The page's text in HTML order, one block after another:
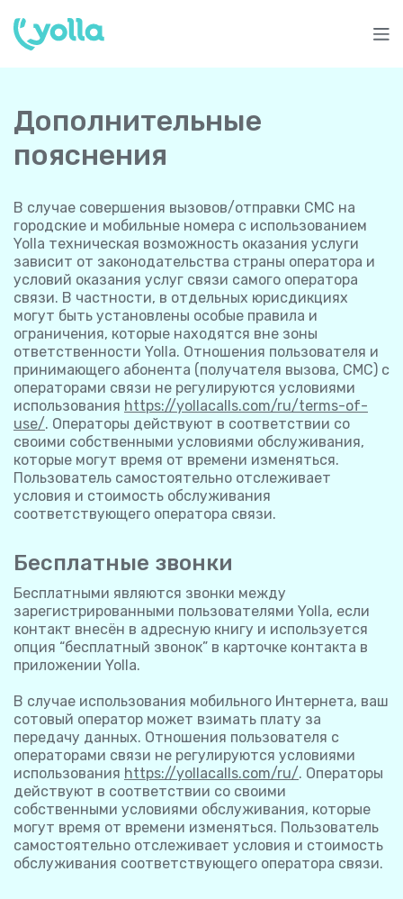
Дополнительные
пояснения
В случае совершения вызовов/отправки СМС на
городские и мобильные номера с использованием
Yolla техническая возможность оказания услуги
зависит от законодательства страны оператора и
условий оказания услуг связи самого оператора
связи. В частности, в отдельных юрисдикциях
могут быть установлены особые правила и
ограничения, которые находятся вне зоны
ответственности Yolla. Отношения пользователя и
принимающего абонента (получателя вызова, СМС) с
операторами связи не регулируются условиями
использования https://yollacalls.com/ru/terms-of-
use/. Операторы действуют в соответствии со
своими собственными условиями обслуживания,
которые могут время от времени изменяться.
Пользователь самостоятельно отслеживает
условия и стоимость обслуживания
соответствующего оператора связи.
Бесплатные звонки
Бесплатными являются звонки между
зарегистрированными пользователями Yolla, если
контакт внесён в адресную книгу и используется
опция “бесплатный звонок” в карточке контакта в
приложении Yolla.
В случае использования мобильного Интернета, ваш
сотовый оператор может взимать плату за
передачу данных. Отношения пользователя с
операторами связи не регулируются условиями
использования https://yollacalls.com/ru/. Операторы
действуют в соответствии со своими
собственными условиями обслуживания, которые
могут время от времени изменяться. Пользователь
самостоятельно отслеживает условия и стоимость
обслуживания соответствующего оператора связи.